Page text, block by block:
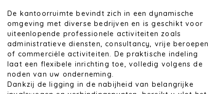
De kantoorruimte bevindt zich in een dynamische
omgeving met diverse bedrijven en is geschikt voor
uiteenlopende professionele activiteiten zoals
administratieve diensten, consultancy, vrije beroepen
of commerciële activiteiten. De praktische indeling
laat een flexibele inrichting toe, volledig volgens de
noden van uw onderneming.
Dankzij de ligging in de nabijheid van belangrijke